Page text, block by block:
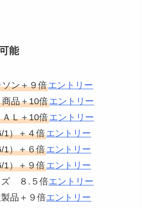
能
ン＋９倍エントリー
品＋10倍エントリー
Ｌ＋10倍エントリー
1）＋４倍エントリー
1）＋６倍エントリー
1）＋９倍エントリー
ズ ８.５倍エントリー
品＋９倍エントリー